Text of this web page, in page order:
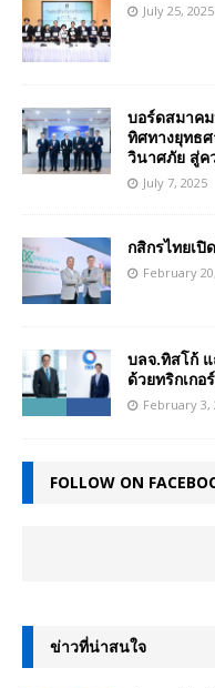
July 25, 2025
บอร์ดสมาค
ทิศทางยุทธ
วินาศภัย สู่ค
July 7, 2025
กสิกรไทยเปิ
February
บลจ.ทิสโก้
ด้วยทริกเก
February 3,
FOLLOW ON
ข่าวที่น่าสนใจ